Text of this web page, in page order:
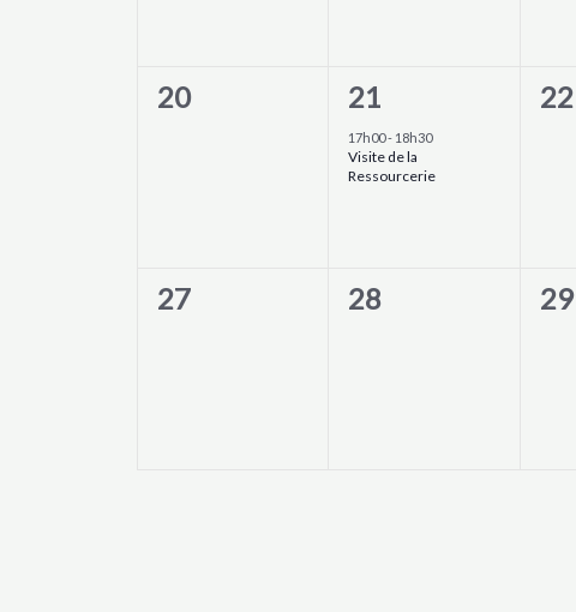
0
20
1
évènement,
21
17h00- 18h30
Visite de la
Ressourcerie
0
22
0
27
0
28
0
29